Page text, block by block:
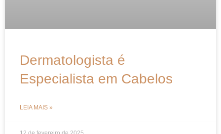
Dermatologista é
Especialista em Cabelos
LEIA MAIS »